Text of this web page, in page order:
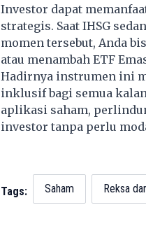
Investor dapat
strategis. Saat IHSG
momen tersebut, Anda
atau menambah ETF
Hadirnya instrumen ini
inklusif bagi semua
aplikasi saham,
investor tanpa perlu
Tags: Saham Reksa